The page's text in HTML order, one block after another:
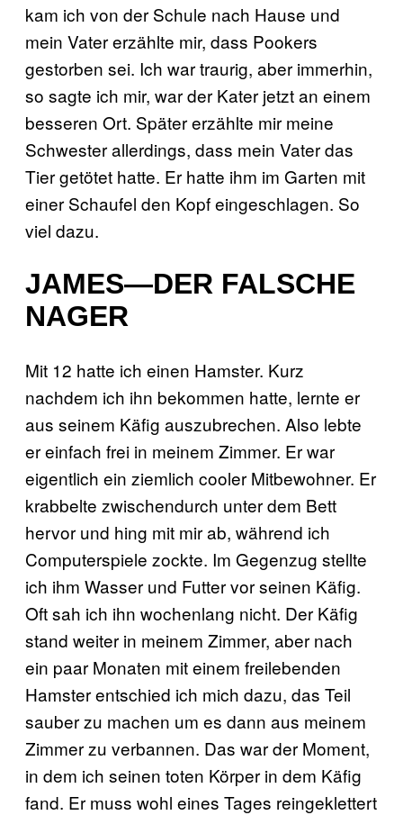
kam ich von der Schule nach Hause und
mein Vater erzählte mir, dass Pookers
gestorben sei. Ich war traurig, aber immerhin,
so sagte ich mir, war der Kater jetzt an einem
besseren Ort. Später erzählte mir meine
Schwester allerdings, dass mein Vater das
Tier getötet hatte. Er hatte ihm im Garten mit
einer Schaufel den Kopf eingeschlagen. So
viel dazu.
JAMES—DER FALSCHE
NAGER
Mit 12 hatte ich einen Hamster. Kurz
nachdem ich ihn bekommen hatte, lernte er
aus seinem Käfig auszubrechen. Also lebte
er einfach frei in meinem Zimmer. Er war
eigentlich ein ziemlich cooler Mitbewohner. Er
krabbelte zwischendurch unter dem Bett
hervor und hing mit mir ab, während ich
Computerspiele zockte. Im Gegenzug stellte
ich ihm Wasser und Futter vor seinen Käfig.
Oft sah ich ihn wochenlang nicht. Der Käfig
stand weiter in meinem Zimmer, aber nach
ein paar Monaten mit einem freilebenden
Hamster entschied ich mich dazu, das Teil
sauber zu machen um es dann aus meinem
Zimmer zu verbannen. Das war der Moment,
in dem ich seinen toten Körper in dem Käfig
fand. Er muss wohl eines Tages reingeklettert